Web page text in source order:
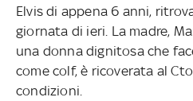
Elvis di appena 6 anni,
giornata di ieri. La madre,
una donna dignitosa che
come colf, è ricoverata al
condizioni.